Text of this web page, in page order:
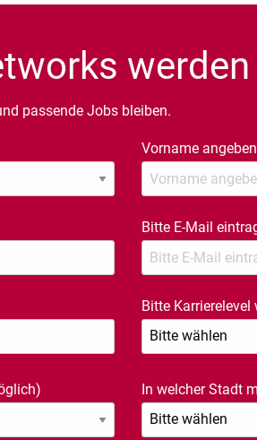
werden
passende Jobs bleiben.
Vorname angeben
Bitte E-Mail
Bitte Karrierelevel
In welcher Stadt